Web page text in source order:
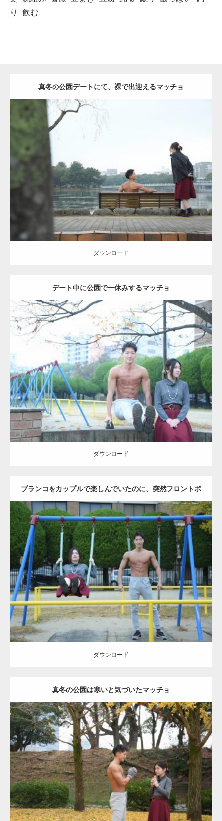
り
飲む
真冬の公園デートにて、裸で出迎えるマッチョ
公園のマッチョ AKIHITO(細マッチョ) 背中
ダウンロード
ダウンロード
デート中に公園で一休みするマッチョ
Update:2021.07.6
Category:公園のマッチョ その他 AKIHITO(細マッチョ) 腹筋
ダウンロード
ダウンロード
ブランコをカップルで楽しんでいたのに、突然フロントポ
ーズをするマッチョ
Update: 2021.07.6
Category:公園のマッチョ その他 AKIHITO(細マッチョ) 腹筋 大胸筋
ダウンロード
ダウンロード
真冬の公園は寒いと気づいたマッチョ
Update: 2021.07.8
Category:公園のマッチョ その他 AKIHITO(細マッチョ) 上腕三頭筋
肩
ダウンロード